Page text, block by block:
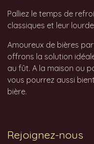
Palliez le temps de
classiques et leur
Amoureux de bières
offrons la solution
au fût. A la maison ou
vous pourrez aussi
bière.
Rejoignez-nous